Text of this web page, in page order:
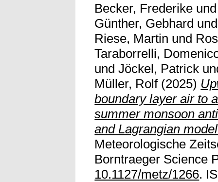
Becker, Frederike
Günther, Gebhard
Riese, Martin und
Taraborrelli,
undJöckel, Patrick
Müller, Rolf(2025)
boundary layer air to
summer monsoon
and Lagrangian
Meteorologische
Borntraeger Science
10.1127/metz/1266.